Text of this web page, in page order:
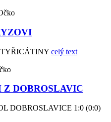
celý text
DOBROSLAVIC
DOBROSLAVICE 1:0 (0:0)